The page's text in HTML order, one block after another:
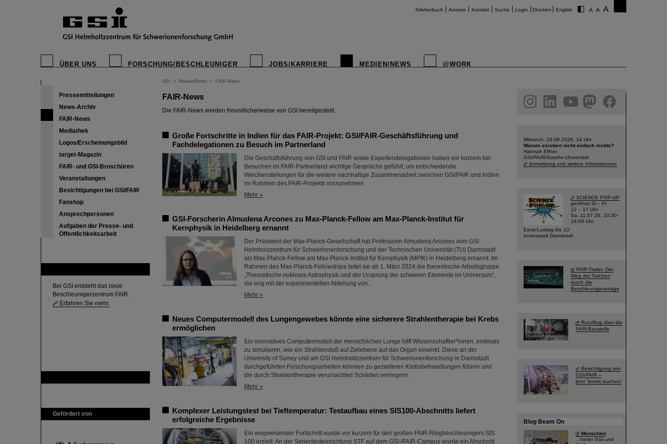
Telefonbuch Anreise Kontakt Suche Login Drucken English
ÜBER UNS FORSCHUNG/BESCHLEUNIGER JOBS/KARRIERE MEDIEN/NEWS @WORK
Pressemitteilungen
News-Archiv
FAIR-News
Mediathek
Logos/Erscheinungsbild
target-Magazin
FAIR- und GSI-Broschüren
Veranstaltungen
Besichtigungen bei GSI/FAIR
Fanshop
Ansprechpersonen
Aufgaben der Presse- und
Öffentlichkeitsarbeit
Bei GSI entsteht das neue
Beschleunigerzentrum FAIR.
Erfahren Sie mehr.
Gefördert von
GSI > Medien/News > FAIR-News
FAIR-News
Die FAIR-News werden freundlicherweise von GSI bereitgestellt.
Große Fortschritte in Indien für das FAIR-Projekt: GSI/FAIR-Geschäftsführung und
Fachdelegationen zu Besuch im Partnerland
Die Geschäftsführung von GSI und FAIR sowie Expertendelegationen haben vor kurzem bei
Besuchen im FAIR-Partnerland wichtige Gespräche geführt, um entscheidende
Weichenstellungen für die weitere nachhaltige Zusammenarbeit zwischen GSI/FAIR und Indien
im Rahmen des FAIR-Projekts vorzunehmen.
Mehr »
GSI-Forscherin Almudena Arcones zu Max-Planck-Fellow am Max-Planck-Institut für
Kernphysik in Heidelberg ernannt
Der Präsident der Max-Planck-Gesellschaft hat Professorin Almudena Arcones vom GSI
Helmholzzentrum für Schwerionenforschung und der Technischen Universität (TU) Darmstadt
als Max-Planck-Fellow am Max-Planck-Institut für Kernphysik (MPIK) in Heidelberg ernannt. Im
Rahmen des Max-Planck-Fellowships leitet sie ab 1. März 2024 die theoretische Arbeitsgruppe
„Theoretische nukleare Astrophysik und der Ursprung der schweren Elemente im Universum“,
die eng mit der experimentellen Abteilung von...
Mehr »
Neues Computermodell des Lungengewebes könnte eine sicherere Strahlentherapie bei Krebs
ermöglichen
Ein innovatives Computermodell der menschlichen Lunge hilft Wissenschaftler*innen, erstmals
zu simulieren, wie ein Strahlenstoß auf Zellebene auf das Organ einwirkt. Diese an der
University of Surrey und am GSI Helmholtzzentrum für Schwerionenforschung in Darmstadt
durchgeführten Forschungsarbeiten könnten zu gezielteren Krebsbehandlungen führen und
die durch Strahlentherapie verursachten Schäden verringern.
Mehr »
Komplexer Leistungstest bei Tieftemperatur: Testaufbau eines SIS100-Abschnitts liefert
erfolgreiche Ergebnisse
Ein wegweisender Fortschritt wurde vor kurzem für den großen FAIR-Ringbeschleunigers SIS
100 erzielt: An der Serientesteinrichtung STF auf dem GSI-/FAIR-Campus wurde ein Abschnitt
facebook
Mittwoch, 19.08.2026, 14 Uhr
Warum existiert nicht einfach nichts?
Hannah Elfner,
GSI/FAIR/Goethe-Universität
Anmeldung und weitere Informationen
SCIENCE POP-UP
geöffnet Di – Fr,
12 – 17 Uhr
Sa, 11.07.26, 10:30-
16:00 Uhr
Ernst-Ludwig-Str. 22
Innenstadt Darmstadt
FAIR-Trailer: Der
Weg der Teilchen
durch die
Beschleunigeranlage
Rundflug über die
FAIR-Baustelle
Besichtigung von
GSI/FAIR –
jetzt Termin buchen!
Blog Beam On
Menschen
...hinter GSI und